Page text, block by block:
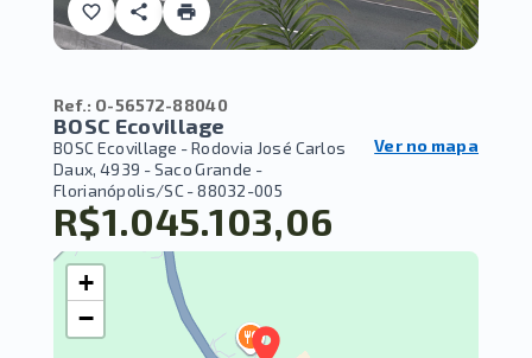
Ref.: O-56572-88040
BOSC Ecovillage
BOSC Ecovillage -Rodovia José Carlos
Daux, 4939 - Saco Grande -
Florianópolis/SC - 88032-005
Ver no mapa
R$1.045.103,06
+
−